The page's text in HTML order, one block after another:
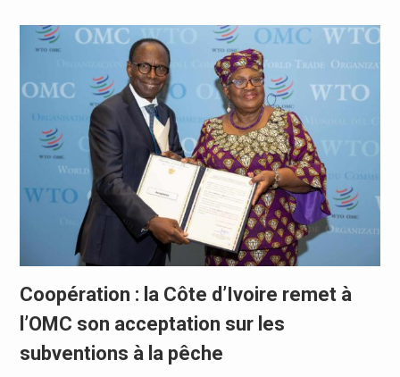
Coopération : la Côte d’Ivoire remet à
l’OMC son acceptation sur les
subventions à la pêche